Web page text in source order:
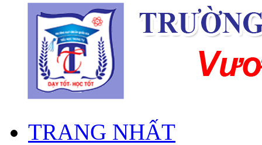
TRANG NHẤT